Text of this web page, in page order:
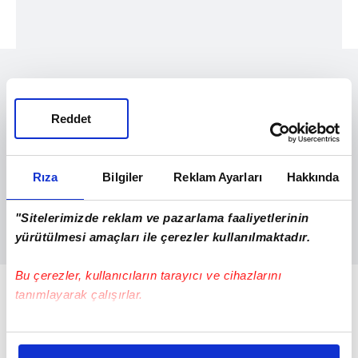
Rıza Bilgiler Reklam Ayarları Hakkında
"Sitelerimizde reklam ve pazarlama faaliyetlerinin
yürütülmesi amaçları ile çerezler kullanılmaktadır.
Bu çerezler, kullanıcıların tarayıcı ve cihazlarını
tanımlayarak çalışırlar.
Bu çerezlere izin vermeniz halinde sizlere özel
Reddet